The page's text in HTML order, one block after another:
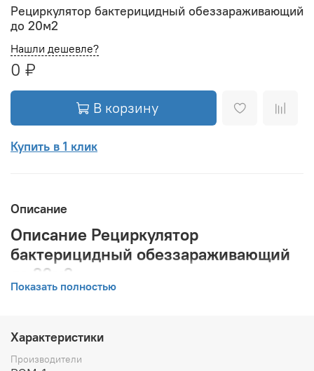
Рециркулятор бактерицидный обеззараживающий
до 20м2
Нашли дешевле?
0 ₽
В корзину
Купить в 1 клик
Описание
Описание Рециркулятор
бактерицидный обеззараживающий
до 20м2
НАЗНАЧЕНИЕ
Показать полностью
Характеристики
Производители